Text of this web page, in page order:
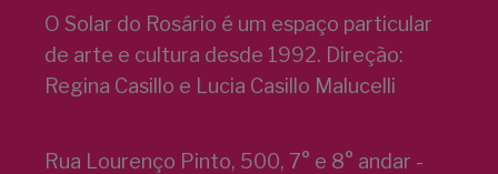
O Solar do Rosário é um espaço particular
de arte e cultura desde 1992. Direção:
Regina Casillo e Lucia Casillo Malucelli
Rua Lourenço Pinto, 500, 7° e 8° andar -